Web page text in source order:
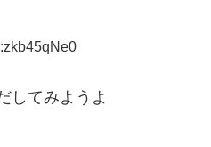
してみようよ